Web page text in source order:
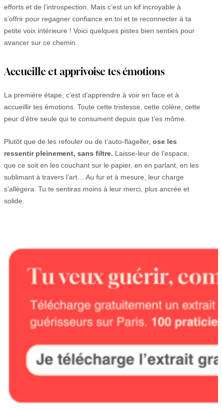
efforts et de l’introspection. Mais c’est un kif incroyable à
s’offrir pour regagner confiance en toi et te reconnecter à ta
petite voix intérieure ! Voici quelques pistes bien senties pour
avancer sur ce chemin.
Accueille et apprivoise tes émotions
La première étape, c’est d’apprendre à voir en face et à
accueillir tes émotions. Toute cette tristesse, cette colère, cette
peur d’être seule qui te consument depuis que t’es môme.
Plutôt que de les refouler ou de t’auto-flageller, ose les
ressentir pleinement, sans filtre. Laisse-leur de l’espace,
que ce soit en les couchant sur le papier, en en parlant, en les
sublimant à travers l’art… Au fur et à mesure, leur charge
s’allègera. Tu te sentiras moins à leur merci, plus ancrée et
solide.